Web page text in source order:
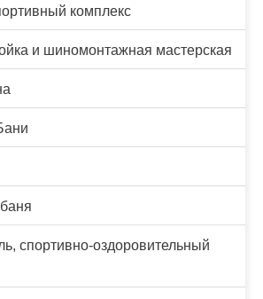
комплекс
и шиномонтажная мастерская
спортивно-оздоровительный